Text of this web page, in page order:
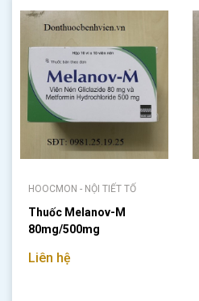
HOOCMON - NỘI TIẾT TỐ
Thuốc Melanov-M
80mg/500mg
Liên hệ